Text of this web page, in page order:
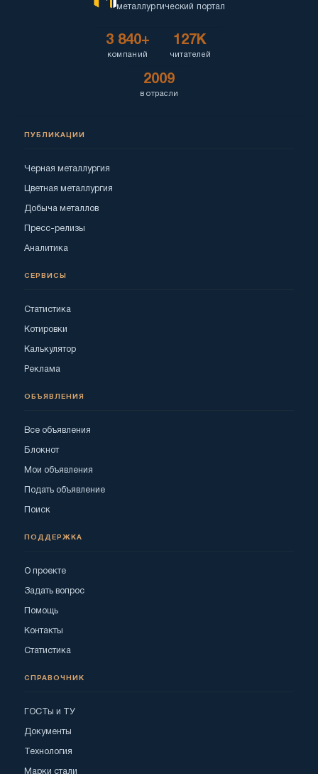
металлургический портал
3 840+
компаний
127K
читателей
2009
в отрасли
ПУБЛИКАЦИИ
Черная металлургия
Цветная металлургия
Добыча металлов
Пресс-релизы
Аналитика
СЕРВИСЫ
Статистика
Котировки
Калькулятор
Реклама
ОБЪЯВЛЕНИЯ
Все объявления
Блокнот
Мои объявления
Подать объявление
Поиск
ПОДДЕРЖКА
О проекте
Задать вопрос
Помощь
Контакты
Статистика
СПРАВОЧНИК
ГОСТы и ТУ
Документы
Технология
Марки стали